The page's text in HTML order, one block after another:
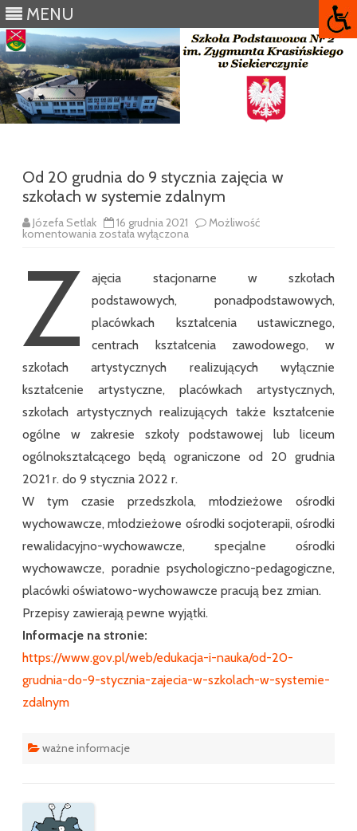
MENU
Od 20 grudnia do 9 stycznia zajęcia w
szkołach w systemie zdalnym
Józefa Setlak 16 grudnia 2021 Możliwość
komentowania Od
9
stycznia
zajęcia
szkołach
systemie
została wyłączona
Z
ajęcia stacjonarne w szkołach
podstawowych, ponadpodstawowych,
placówkach kształcenia ustawicznego,
centrach kształcenia zawodowego, w
szkołach artystycznych realizujących wyłącznie
kształcenie artystyczne, placówkach artystycznych,
szkołach artystycznych realizujących także kształcenie
ogólne w zakresie szkoły podstawowej lub liceum
ogólnokształcącego będą ograniczone od 20 grudnia
2021 r. do 9 stycznia 2022 r.
W tym czasie przedszkola, młodzieżowe ośrodki
wychowawcze, młodzieżowe ośrodki socjoterapii, ośrodki
rewalidacyjno-wychowawcze, specjalne ośrodki
wychowawcze, poradnie psychologiczno-pedagogiczne,
placówki oświatowo-wychowawcze pracują bez zmian.
Przepisy zawierają pewne wyjątki.
Informacje na stronie:
https://www.gov.pl/web/edukacja-i-nauka/od-20-
grudnia-do-9-stycznia-zajecia-w-szkolach-w-systemie-
zdalnym
ważne informacje